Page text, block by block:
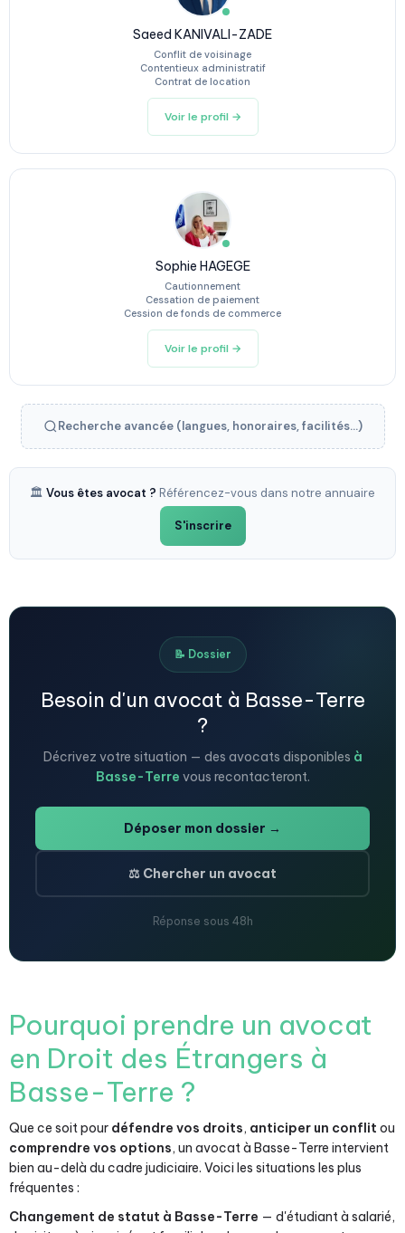
Saeed KANIVALI-ZADE
Conflit de voisinage
Contentieux administratif
Contrat de location
Voir le profil →
Sophie HAGEGE
Cautionnement
Cessation de paiement
Cession de fonds de commerce
Voir le profil →
Recherche avancée (langues, honoraires, facilités...)
🏛️ Vous êtes avocat ? Référencez-vous dans notre annuaire
S'inscrire
📝 Dossier
Besoin d'un avocat à Basse-Terre
?
Décrivez votre situation — des avocats disponibles à
Basse-Terre vous recontacteront.
Déposer mon dossier →
⚖️ Chercher un avocat
Réponse sous 48h
Pourquoi prendre un avocat
en Droit des Étrangers à
Basse-Terre ?
Que ce soit pour défendre vos droits, anticiper un conflit ou
comprendre vos options, un avocat à Basse-Terre intervient
bien au-delà du cadre judiciaire. Voici les situations les plus
fréquentes :
Changement de statut à Basse-Terre — d'étudiant à salarié,